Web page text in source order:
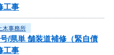
工事
木事務所
/県単 舗装道補修（緊自債
工事